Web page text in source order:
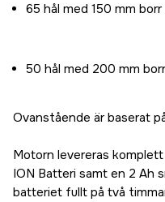
65 hål med 150 mm
50 hål med 200 mm
Ovanstående är baserat
Motorn levereras
ION Batteri samt en 2 Ah
batteriet fullt på två